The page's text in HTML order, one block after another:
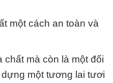
một cách an toàn và
mà còn là một đối
một tương lai tươi